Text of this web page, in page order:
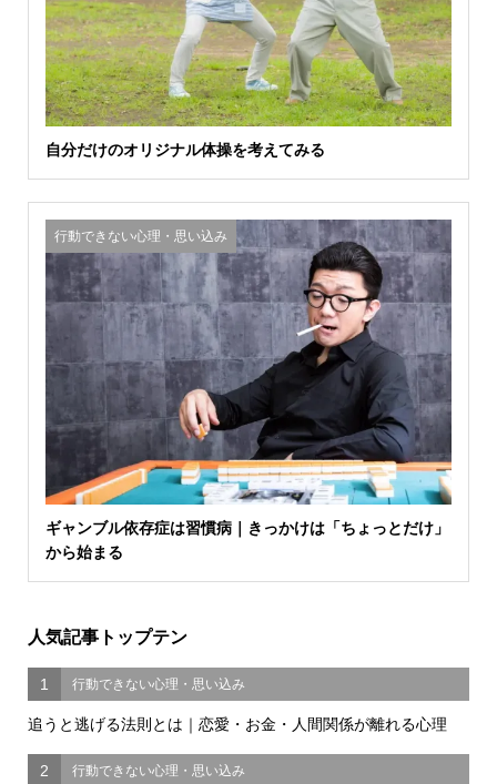
自分だけのオリジナル体操を考えてみる
行動できない心理・思い込み
ギャンブル依存症は習慣病｜きっかけは「ちょっとだけ」
から始まる
人気記事トップテン
1 行動できない心理・思い込み
追うと逃げる法則とは｜恋愛・お金・人間関係が離れる心理
2 行動できない心理・思い込み